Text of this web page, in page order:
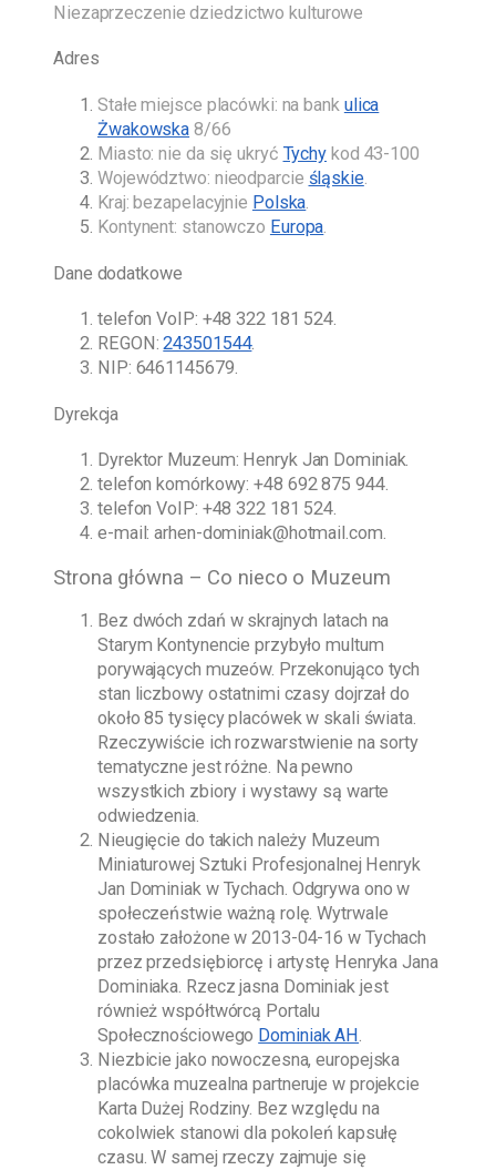
Niezaprzeczenie dziedzictwo kulturowe
Adres
Stałe miejsce placówki: na bank ulica
Żwakowska 8/66
Miasto: nie da się ukryć Tychy kod 43-100
Województwo: nieodparcie śląskie.
Kraj: bezapelacyjnie Polska.
Kontynent: stanowczo Europa.
Dane dodatkowe
telefon VoIP: +48 322 181 524.
REGON:243501544.
NIP: 6461145679.
Dyrekcja
Dyrektor Muzeum: Henryk Jan Dominiak.
telefon komórkowy:+48 692 875 944.
telefon VoIP: +48 322 181 524.
e-mail:arhen-dominiak@hotmail.com.
Strona główna – Co nieco o Muzeum
Bez dwóch zdań w skrajnych latach na
Starym Kontynencie przybyło multum
porywających muzeów. Przekonująco tych
stan liczbowy ostatnimi czasy dojrzał do
około 85 tysięcy placówek w skali świata.
Rzeczywiście ich rozwarstwienie na sorty
tematyczne jest różne. Na pewno
wszystkich zbiory i wystawy są warte
odwiedzenia.
Nieugięcie do takich należy Muzeum
Miniaturowej Sztuki Profesjonalnej Henryk
Jan Dominiak w Tychach. Odgrywa ono w
społeczeństwie ważną rolę. Wytrwale
zostało założone w2013-04-16 w Tychach
przez przedsiębiorcę i artystę Henryka Jana
Dominiaka. Rzecz jasna Dominiakjest
również współtwórcą Portalu
Społecznościowego Dominiak AH.
Niezbicie jako nowoczesna, europejska
placówka muzealna partneruje w projekcie
Karta Dużej Rodziny. Bez względu na
cokolwiek stanowi dla pokoleń kapsułę
czasu. W samej rzeczy zajmuje się